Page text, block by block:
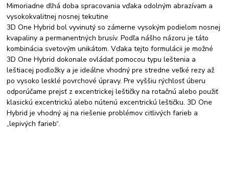
Mimoriadne dlhá doba spracovania vďaka odolným abrazívam a
vysokokvalitnej nosnej tekutine
3D One Hybrid bol vyvinutý so zámerne vysokým podielom nosnej
kvapaliny a permanentných brusív. Podľa nášho názoru je táto
kombinácia svetovým unikátom. Vďaka tejto formulácii je možné
3D One Hybrid dokonale ovládať pomocou typu leštenia a
leštiacej podložky a je ideálne vhodný pre stredne veľké rezy až
po vysoko lesklé povrchové úpravy. Pre vyššiu rýchlosť úberu
odporúčame prejsť z excentrickej leštičky na rotačnú alebo použiť
klasickú excentrickú alebo nútenú excentrickú leštičku. 3D One
Hybrid je vhodný aj na riešenie problémov citlivých farieb a
„lepivých farieb“.